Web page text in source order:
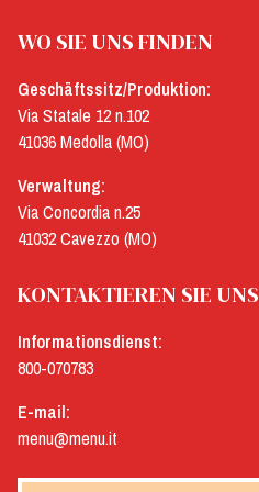
WO SIE UNS FINDEN
Geschäftssitz/Produktion:
Via Statale 12 n.102
41036 Medolla (MO)
Verwaltung:
Via Concordia n.25
41032 Cavezzo (MO)
KONTAKTIEREN SIE UNS
Informationsdienst:
800-070783
E-mail:
menu@menu.it